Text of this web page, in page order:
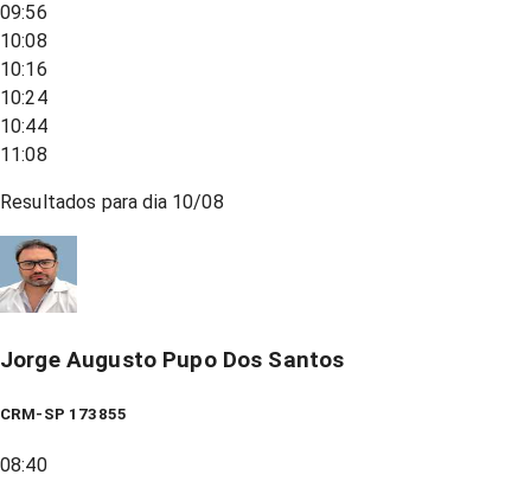
09:56
10:08
10:16
10:24
10:44
11:08
Resultados para dia 10/08
Jorge Augusto Pupo Dos Santos
CRM-SP 173855
08:40